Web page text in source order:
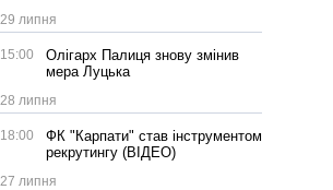
29 липня
15:00
Олігарх Палиця знову змінив
мера Луцька
28 липня
18:00
ФК "Карпати" став інструментом
рекрутингу (ВІДЕО)
27 липня